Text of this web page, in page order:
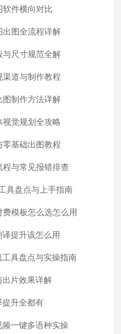
件横向对比
出图全流程详解
与尺寸规范全解
道与制作教程
图制作方法详解
觉规划全攻略
基础出图教程
与常见报错排查
具盘点与上手指南
模板怎么选怎么用
提升该怎么用
具盘点与实操指南
片效果详解
提升全都有
一键多语种实操